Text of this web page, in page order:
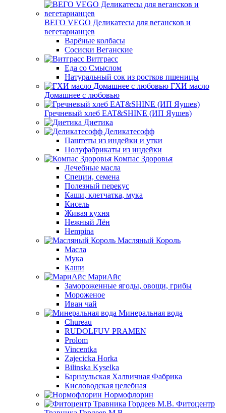
ВЕГО VEGO Деликатесы для вегансков и
вегетарианцев
Варёные колбасы
Сосиски Веганские
Витграсс
Еда со Смыслом
Натуральный сок из ростков пшеницы
ГХИ масло
Домашнее с любовью
Гречневый хлеб EAT&SHINE (ИП Яушев)
Диетика
Деликатесофф
Паштеты из индейки и утки
Полуфабрикаты из индейки
Компас Здоровья
Лечебные масла
Специи, семена
Полезный перекус
Каши, клетчатка, мука
Кисель
Живая кухня
Нежный Лён
Hempina
Масляный Король
Масла
Мука
Каши
МариАйс
Замороженные ягоды, овощи, грибы
Мороженое
Иван чай
Минеральная вода
Chureau
RUDOLFUV PRAMEN
Prolom
Vincentka
Zajecicka Horka
Bilinska Kyselka
Барнаульская Халвичная Фабрика
Кисловодская целебная
Нормофлорин
Фитоцентр